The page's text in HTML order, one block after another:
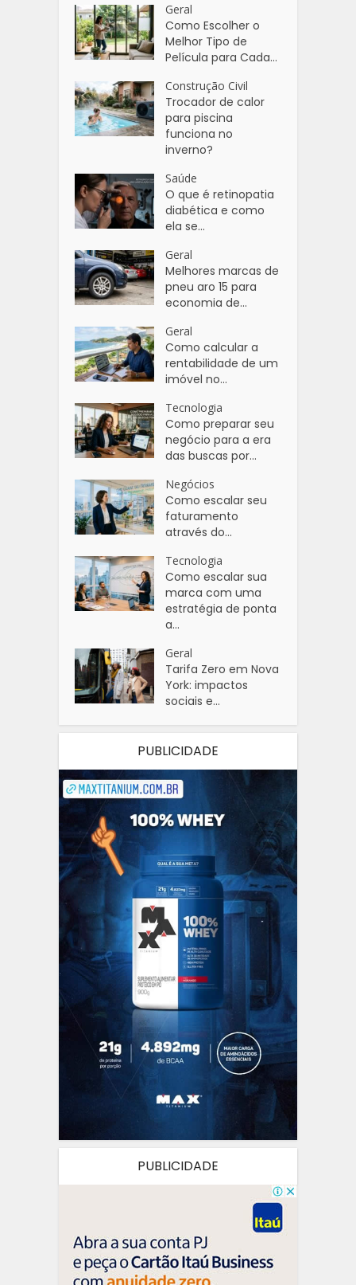
Geral
Como Escolher o
Melhor Tipo de
Película para Cada...
Construção Civil
Trocador de calor
para piscina
funciona no
inverno?
Saúde
O que é retinopatia
diabética e como
ela se...
Geral
Melhores marcas de
pneu aro 15 para
economia de...
Geral
Como calcular a
rentabilidade de um
imóvel no...
Tecnologia
Como preparar seu
negócio para a era
das buscas por...
Negócios
Como escalar seu
faturamento
através do...
Tecnologia
Como escalar sua
marca com uma
estratégia de ponta
a...
Geral
Tarifa Zero em Nova
York: impactos
sociais e...
PUBLICIDADE
PUBLICIDADE